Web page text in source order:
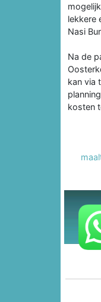
lekkere
Nasi
Na de
kan via
kosten